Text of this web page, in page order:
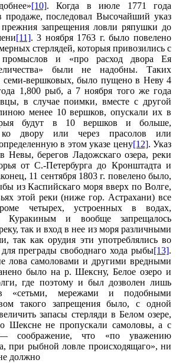
[10]. Когда в июле 1771 года
продаже, последовал Высочайший указ
прежния запрещения ловли ряпушки до
[11]. 3 ноября 1763 г. было повелено
стерлядей, которыя привозились с
и «про расход двора Ея
были не надобны. Таких
семи-вершковых, было пущено в Неву 4
1,800 рыб, а 7 ноября того же года
в случае поимки, вместе с другой
менее 10 вершков, опускали их в
будут в 10 вершков и больше,
ко двору или через прасолов или
в этом указе цену[12]. Указ
Невы, берегов Ладожскаго озера, реки
от С.-Петербурга до Кронштадта и
11 сентября 1803 г. повелено было,
из Каспийскаго моря вверх по Волге,
этой реки (ниже гор. Астрахани) все
четырех, устроенных в водах,
Куракиным и вообще запрещалось
так и вход в нее из моря различными
так как орудия эти употреблялись во
преграды свободнаго хода рыбы[13].
лова самоловами и другими вредными
было на р. Шексну, Белое озеро и
где поэтому и был дозволен лишь
«сетьми, мережами и подобными
такого запрещения было, с одной
запасы стерляди в Белом озере,
Шексне не пропускали самоловы, а с
соображение, что «по уважению
при рыбной ловле происходящаго», ни
должно